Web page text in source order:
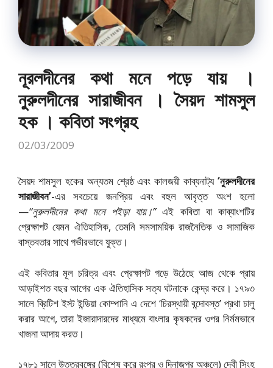
নূরলদীনের কথা মনে পড়ে যায় ।
নুরুলদীনের সারাজীবন । সৈয়দ শামসুল
হক । কবিতা সংগ্রহ
02/03/2009
সৈয়দ শামসুল হকের অন্যতম শ্রেষ্ঠ এবং কালজয়ী কাব্যনাট্য ‘নুরুলদীনের
সারাজীবন’-এর সবচেয়ে জনপ্রিয় এবং বহুল আবৃত্ত অংশ হলো
—“নুরুলদীনের কথা মনে পইড়া যায়।”এই কবিতা বা কাব্যাংশটির
প্রেক্ষাপট যেমন ঐতিহাসিক, তেমনি সমসাময়িক রাজনৈতিক ও সামাজিক
বাস্তবতার সাথে গভীরভাবে যুক্ত।
এই কবিতার মূল চরিত্র এবং প্রেক্ষাপট গড়ে উঠেছে আজ থেকে প্রায়
আড়াইশত বছর আগের এক ঐতিহাসিক সত্য ঘটনাকে কেন্দ্র করে। ১৭৯৩
সালে ব্রিটিশ ইস্ট ইন্ডিয়া কোম্পানি এ দেশে ‘চিরস্থায়ী বন্দোবস্ত’ প্রথা চালু
করার আগে, তারা ইজারাদারদের মাধ্যমে বাংলার কৃষকদের ওপর নির্মমভাবে
খাজনা আদায় করত।
১৭৮১ সালে উত্তরবঙ্গের (বিশেষ করে রংপুর ও দিনাজপুর অঞ্চলে) দেবী সিংহ